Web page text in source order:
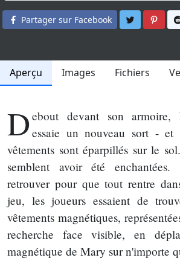
Partager sur Facebook Partager
Aperçu Images Fichiers
Debout devant son armoire,
essaie un nouveau sort -
vêtements sont éparpillés sur le
semblent avoir été
retrouver pour que tout rentre
jeu, les joueurs essaient de
vêtements magnétiques,
recherche face visible, en
magnétique de Mary sur n'importe